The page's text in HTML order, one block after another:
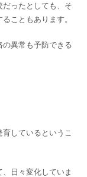
ったとしても、そ
こともあります。
異常も予防できる
しているというこ
日々変化していま